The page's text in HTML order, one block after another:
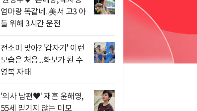
엄마랑 똑같네..美서 고3 아
들 위해 3시간 운전
전소미 맞아? '갑자기' 이런
모습은 처음...화보가 된 수
영복 자태
'의사 남편♥' 재혼 윤해영,
55세 믿기지 않는 미모